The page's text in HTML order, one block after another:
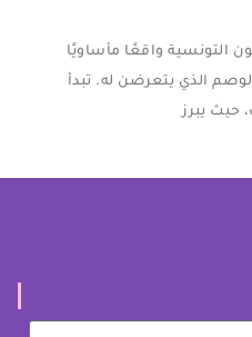
التونسية واقعًا مأساويًا
الذي يتعرضن له. تبدأ
حيث يبرز